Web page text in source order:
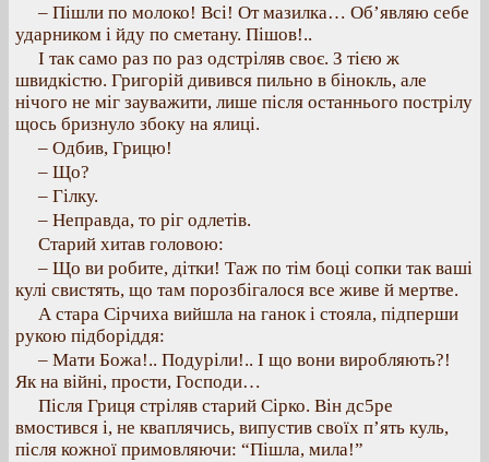
– Пішли по молоко! Всі! От мазилка… Об’являю себе
ударником і йду по сметану. Пішов!..
І так само раз по раз одстріляв своє. З тією ж
швидкістю. Григорій дивився пильно в бінокль, але
нічого не міг зауважити, лише після останнього пострілу
щось бризнуло збоку на ялиці.
– Одбив, Грицю!
– Що?
– Гілку.
– Неправда, то ріг одлетів.
Старий хитав головою:
– Що ви робите, дітки! Таж по тім боці сопки так ваші
кулі свистять, що там порозбігалося все живе й мертве.
А стара Сірчиха вийшла на ганок і стояла, підперши
рукою підборіддя:
– Мати Божа!.. Подуріли!.. І що вони виробляють?!
Як на війні, прости, Господи…
Після Гриця стріляв старий Сірко. Він дс5ре
вмостився і, не кваплячись, випустив своїх п’ять куль,
після кожної примовляючи: “Пішла, мила!”